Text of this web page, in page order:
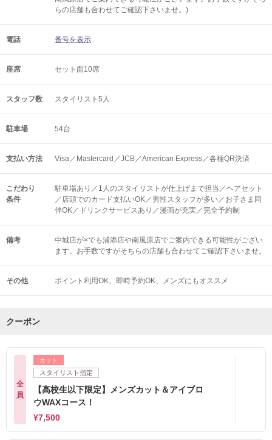
らの店舗も合わせてご確認下さいませ。)
電話 番号を表示
座席 セット面10席
スタッフ数 スタイリスト5人
駐車場 54台
支払い方法 Visa／Mastercard／JCB／American Express／各種QR決済
こだわり
条件
駐車場あり／1人のスタイリストが仕上げまで担当／ヘアセット
／店頭でのカード支払いOK／男性スタッフが多い／お子さま同
伴OK／ドリンクサービスあり／漫画が充実／完全予約制
備考
中城店が×でも浦添店や南風原店でご案内できる可能性がござい
ます。お手数ですがそちらの店舗も合わせてご確認下さいませ。
その他 ポイント利用OK 即時予約OK メンズにもオススメ
クーポン
全
員
カット
スタイリスト指定
【高校生以下限定】メンズカット＆アイブロ
ウWAXコース！
¥7,500